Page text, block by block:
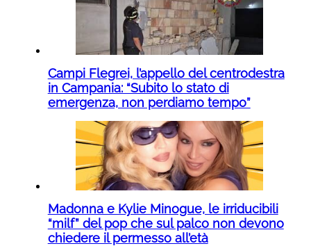
Campi Flegrei, l’appello del centrodestra
in Campania: “Subito lo stato di
emergenza, non perdiamo tempo”
Madonna e Kylie Minogue, le irriducibili
“milf” del pop che sul palco non devono
chiedere il permesso all’età